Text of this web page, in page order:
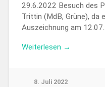
29.6.2022 Besuch des
Trittin (MdB, Grüne), da
Auszeichnung am
Weiterlesen →
8. Juli 2022